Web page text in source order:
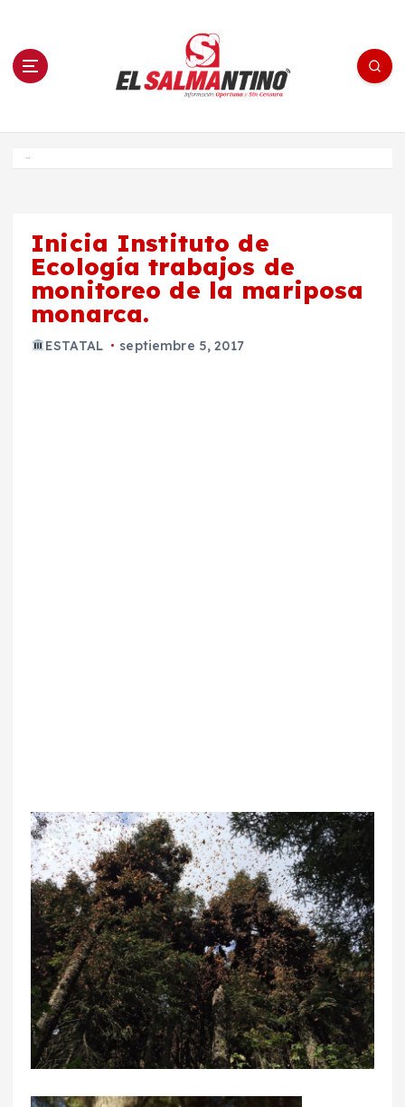
n El Salmantino - medios/noticias/editorial
Inicia Instituto de
Ecología trabajos de
monitoreo de la mariposa
monarca.
ESTATAL septiembre 5, 2017